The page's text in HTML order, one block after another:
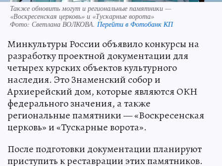
Также обновить могут и региональные памятники —
«Воскресенская церковь» и «Тускарные ворота»
Фото: Светлана ВОЛКОВА. Перейти в Фотобанк КП
Минкультуры России объявило конкурсы на
разработку проектной документации для
четырех курских объектов культурного
наследия. Это Знаменский собор и
Архиерейский дом, которые являются ОКН
федерального значения, а также
региональные памятники — «Воскресенская
церковь» и «Тускарные ворота».
После подготовки документации планируют
приступить к реставрации этих памятников.